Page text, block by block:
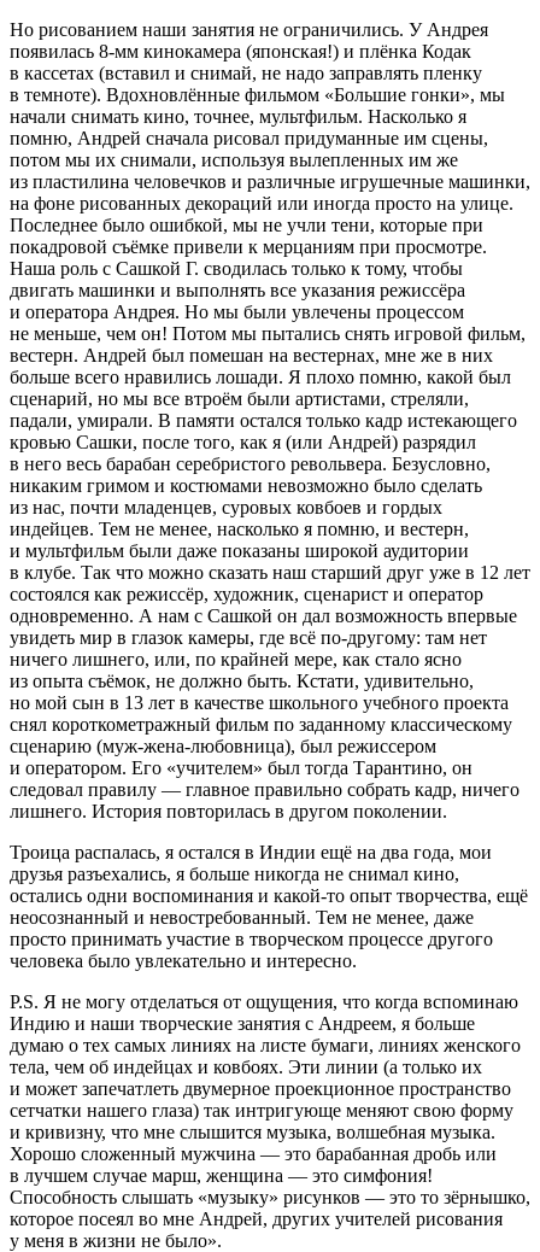
Но рисованием наши занятия не ограничились. У Андрея
появилась 8-мм кинокамера (японская!) и плёнка Кодак
в кассетах (вставил и снимай, не надо заправлять пленку
в темноте). Вдохновлённые фильмом «Большие гонки», мы
начали снимать кино, точнее, мультфильм. Насколько я
помню, Андрей сначала рисовал придуманные им сцены,
потом мы их снимали, используя вылепленных им же
из пластилина человечков и различные игрушечные машинки,
на фоне рисованных декораций или иногда просто на улице.
Последнее было ошибкой, мы не учли тени, которые при
покадровой съёмке привели к мерцаниям при просмотре.
Наша роль с Сашкой Г. сводилась только к тому, чтобы
двигать машинки и выполнять все указания режиссёра
и оператора Андрея. Но мы были увлечены процессом
не меньше, чем он! Потом мы пытались снять игровой фильм,
вестерн. Андрей был помешан на вестернах, мне же в них
больше всего нравились лошади. Я плохо помню, какой был
сценарий, но мы все втроём были артистами, стреляли,
падали, умирали. В памяти остался только кадр истекающего
кровью Сашки, после того, как я (или Андрей) разрядил
в него весь барабан серебристого револьвера. Безусловно,
никаким гримом и костюмами невозможно было сделать
из нас, почти младенцев, суровых ковбоев и гордых
индейцев. Тем не менее, насколько я помню, и вестерн,
и мультфильм были даже показаны широкой аудитории
в клубе. Так что можно сказать наш старший друг уже в 12 лет
состоялся как режиссёр, художник, сценарист и оператор
одновременно. А нам с Сашкой он дал возможность впервые
увидеть мир в глазок камеры, где всё по-другому: там нет
ничего лишнего, или, по крайней мере, как стало ясно
из опыта съёмок, не должно быть. Кстати, удивительно,
но мой сын в 13 лет в качестве школьного учебного проекта
снял короткометражный фильм по заданному классическому
сценарию (муж-жена-любовница), был режиссером
и оператором. Его «учителем» был тогда Тарантино, он
следовал правилу — главное правильно собрать кадр, ничего
лишнего. История повторилась в другом поколении.
Троица распалась, я остался в Индии ещё на два года, мои
друзья разъехались, я больше никогда не снимал кино,
остались одни воспоминания и какой-то опыт творчества, ещё
неосознанный и невостребованный. Тем не менее, даже
просто принимать участие в творческом процессе другого
человека было увлекательно и интересно.
P.S. Я не могу отделаться от ощущения, что когда вспоминаю
Индию и наши творческие занятия с Андреем, я больше
думаю о тех самых линиях на листе бумаги, линиях женского
тела, чем об индейцах и ковбоях. Эти линии (а только их
и может запечатлеть двумерное проекционное пространство
сетчатки нашего глаза) так интригующе меняют свою форму
и кривизну, что мне слышится музыка, волшебная музыка.
Хорошо сложенный мужчина — это барабанная дробь или
в лучшем случае марш, женщина — это симфония!
Способность слышать «музыку» рисунков — это то зёрнышко,
которое посеял во мне Андрей, других учителей рисования
у меня в жизни не было».